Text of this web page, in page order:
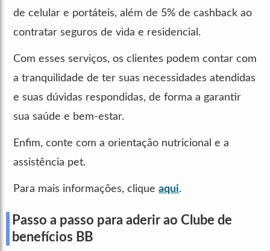
de celular e portáteis, além de 5% de cashback ao
contratar seguros de vida e residencial.
Com esses serviços, os clientes podem contar com
a tranquilidade de ter suas necessidades atendidas
e suas dúvidas respondidas, de forma a garantir
sua saúde e bem-estar.
Enfim, conte com a orientação nutricional e a
assistência pet.
Para mais informações, clique aqui.
Passo a passo para aderir ao Clube de
benefícios BB